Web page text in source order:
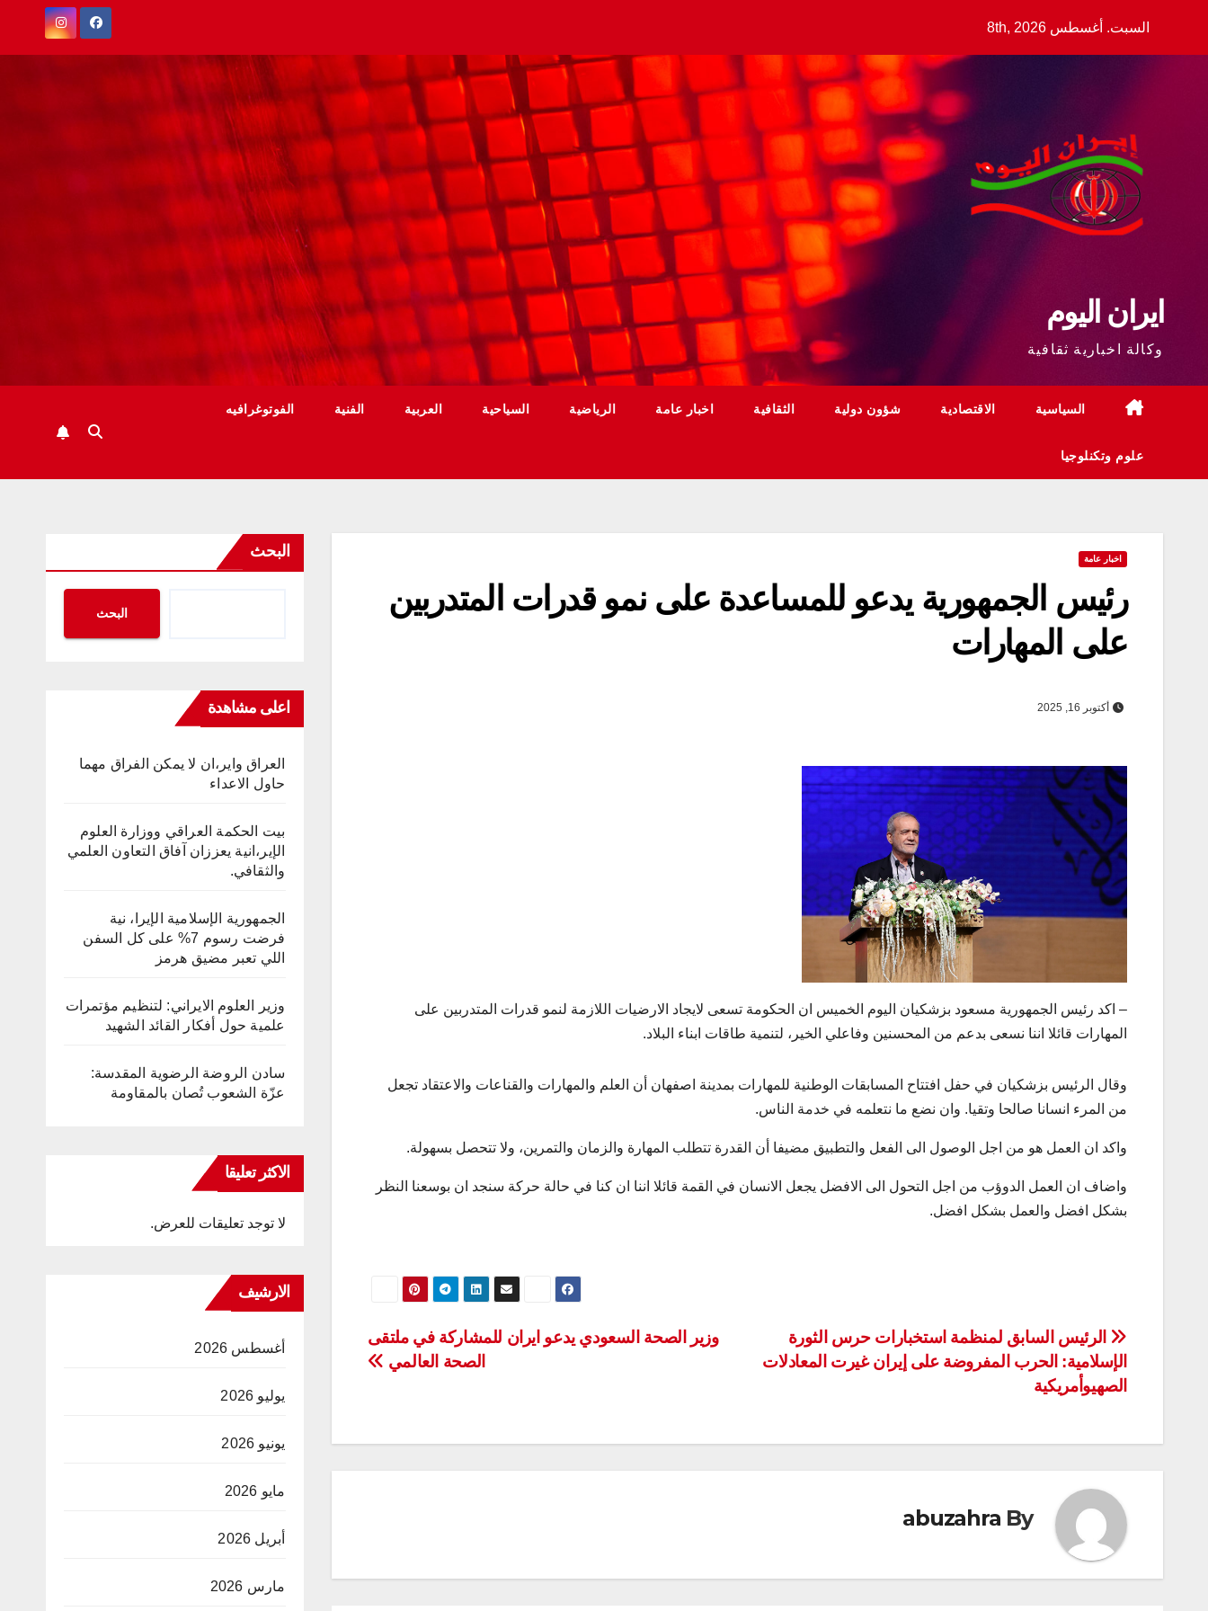
السبت. أغسطس 8th, 2026
ايران اليوم
وكالة اخبارية ثقافية
السياسية الاقتصادية شؤون دولية الثقافية اخبار عامة الرياضية السياحية العربية الفنية الفوتوغرافيه
علوم وتكنلوجيا
اخبار عامة
رئيس الجمهورية يدعو للمساعدة على نمو قدرات المتدربين
على المهارات
أكتوبر 16, 2025
– اكد رئيس الجمهورية مسعود بزشكيان اليوم الخميس ان الحكومة تسعى لايجاد الارضيات اللازمة لنمو قدرات المتدربين على
المهارات قائلا اننا نسعى بدعم من المحسنين وفاعلي الخير، لتنمية طاقات ابناء البلاد.
وقال الرئيس بزشكيان في حفل افتتاح المسابقات الوطنية للمهارات بمدينة اصفهان أن العلم والمهارات والقناعات والاعتقاد تجعل
من المرء انسانا صالحا وتقيا. وان نضع ما نتعلمه في خدمة الناس.
واكد ان العمل هو من اجل الوصول الى الفعل والتطبيق مضيفا أن القدرة تتطلب المهارة والزمان والتمرين، ولا تتحصل بسهولة.
واضاف ان العمل الدوؤب من اجل التحول الى الافضل يجعل الانسان في القمة قائلا اننا ان كنا في حالة حركة سنجد ان بوسعنا النظر
بشكل افضل والعمل بشكل افضل.
تصفّح
المقالات
وزير الصحة السعودي يدعو ايران للمشاركة في ملتقى
الصحة العالمي
الرئيس السابق لمنظمة استخبارات حرس الثورة
الإسلامية: الحرب المفروضة على إيران غيرت المعادلات
الصهيوأمريكية
By
abuzahra
البحث
البحث
اعلى مشاهدة
العراق واير،ان لا يمكن الفراق مهما
حاول الاعداء
بيت الحكمة العراقي ووزارة العلوم
الإير،انية يعززان آفاق التعاون العلمي
والثقافي.
الجمهورية الإسلامية الإيرا، نية
فرضت رسوم 7% على كل السفن
اللي تعبر مضيق هرمز
وزير العلوم الايراني: لتنظيم مؤتمرات
علمية حول أفكار القائد الشهيد
سادن الروضة الرضوية المقدسة:
عزّة الشعوب تُصان بالمقاومة
الاكثر تعليقا
لا توجد تعليقات للعرض.
الارشيف
أغسطس 2026
يوليو 2026
يونيو 2026
مايو 2026
أبريل 2026
مارس 2026